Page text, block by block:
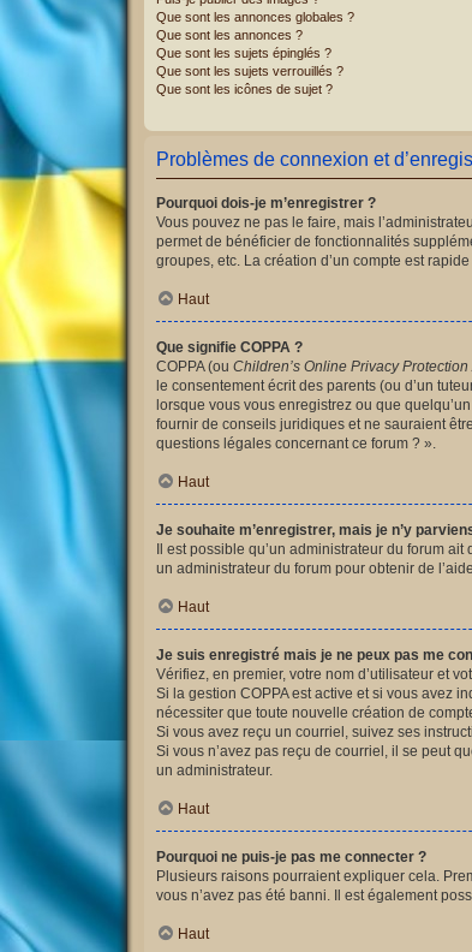
Que sont les annonces globales ?
Que sont les annonces ?
Que sont les sujets épinglés ?
Que sont les sujets verrouillés ?
Que sont les icônes de sujet ?
Problèmes de connexion et
Pourquoi dois-je m’enregistrer ?
Vous pouvez ne pas le faire, mais
permet de bénéficier de fonctionnalités
groupes, etc. La création d’un compte est
Haut
Que signifie COPPA ?
COPPA (ou Children’s Online Privacy Protection
le consentement écrit des parents (ou d’un
lorsque vous vous enregistrez ou que
fournir de conseils juridiques et ne sauraient
questions légales concernant ce forum ? ».
Haut
Je souhaite m’enregistrer, mais je n’y
Il est possible qu’un administrateur du forum
un administrateur du forum pour obtenir de l’aide.
Haut
Je suis enregistré mais je ne peux pas me
Vérifiez, en premier, votre nom d’utilisateur et
Si la gestion COPPA est active et si vous avez
nécessiter que toute nouvelle création de
Si vous avez reçu un courriel, suivez ses
Si vous n’avez pas reçu de courriel, il se peut
un administrateur.
Haut
Pourquoi ne puis-je pas me connecter ?
Plusieurs raisons pourraient expliquer cela.
vous n’avez pas été banni. Il est également
Haut